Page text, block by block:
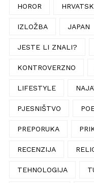
HOROR
IZLOŽBA JAPAN
JESTE LI ZNALI?
KONTROVERZNO
LIFESTYLE
PJESNIŠTVO
PREPORUKA
RECENZIJA
TEHNOLOGIJA